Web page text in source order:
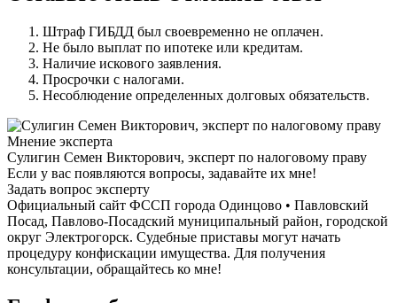
Штраф ГИБДД был своевременно не оплачен.
Не было выплат по ипотеке или кредитам.
Наличие искового заявления.
Просрочки с налогами.
Несоблюдение определенных долговых обязательств.
Мнение эксперта
Сулигин Семен Викторович, эксперт по налоговому праву
Если у вас появляются вопросы, задавайте их мне!
Задать вопрос эксперту
Официальный сайт ФССП города Одинцово • Павловский
Посад, Павлово-Посадский муниципальный район, городской
округ Электрогорск. Судебные приставы могут начать
процедуру конфискации имущества. Для получения
консультации, обращайтесь ко мне!